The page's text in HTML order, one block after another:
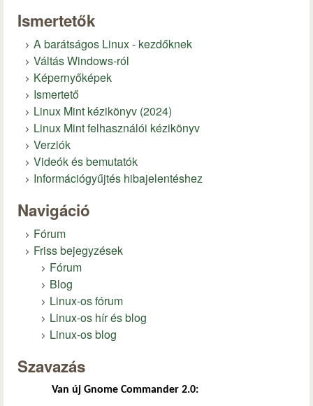
Ismertetők
A barátságos Linux - kezdőknek
Váltás Windows-ról
Képernyőképek
Ismertető
Linux Mint kézikönyv (2024)
Linux Mint felhasználói kézikönyv
Verziók
Videók és bemutatók
Információgyűjtés hibajelentéshez
Navigáció
Fórum
Friss bejegyzések
Fórum
Blog
Linux-os fórum
Linux-os hír és blog
Linux-os blog
Szavazás
Van új Gnome Commander 2.0: